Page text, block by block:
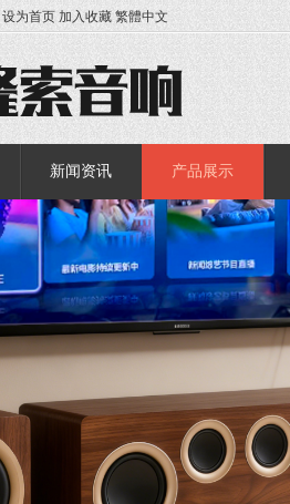
设为首页 加入收藏 繁體中文
新闻资讯 产品展示